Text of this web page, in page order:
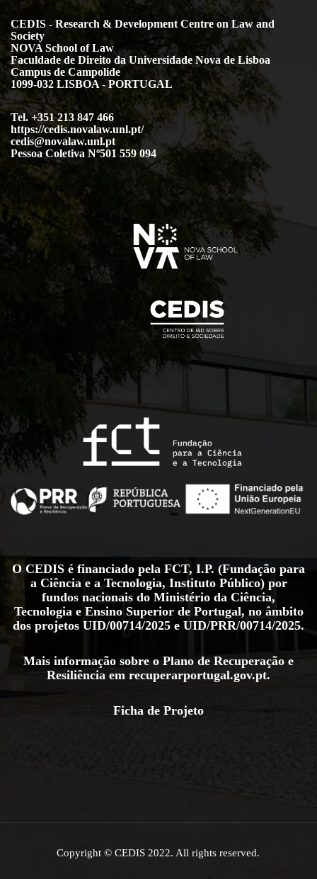
CEDIS - Research & Development Centre on Law and
Society
NOVA School of Law
Faculdade de Direito da Universidade Nova de Lisboa
Campus de Campolide
1099-032 LISBOA - PORTUGAL
Tel. +351 213 847 466
https://cedis.novalaw.unl.pt/
cedis@novalaw.unl.pt
Pessoa Coletiva Nº501 559 094
O CEDIS é financiado pela FCT, I.P. (Fundação para
a Ciência e a Tecnologia, Instituto Público) por
fundos nacionais do Ministério da Ciência,
Tecnologia e Ensino Superior de Portugal, no âmbito
dos projetos UID/00714/2025 e UID/PRR/00714/2025.
Mais informação sobre o Plano de Recuperação e
Resiliência em recuperarportugal.gov.pt.
Ficha de Projeto
Copyright © CEDIS 2022. All rights reserved.